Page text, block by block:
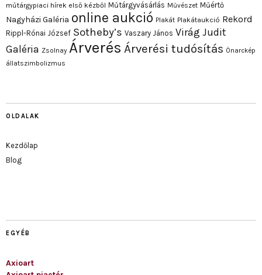
műtárgypiaci hírek első kézből Műtárgyvásárlás Művészet Műértő
Nagyházi Galéria online aukció Plakát Plakátaukció Rekord
Rippl-Rónai József Sotheby’s Vaszary János Virág Judit
Galéria Zsolnay Árverés Árverési tudósítás Önarckép
állatszimbolizmus
OLDALAK
Kezdőlap
Blog
EGYÉB
Axioart